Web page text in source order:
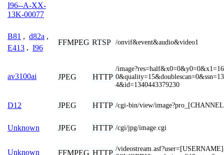
I96--A-XX-
13K-00077
B81 , d82a ,
E413 , I96
FFMPEG RTSP /onvif&event&audio&video1
av3100ai JPEG HTTP
/
4&id=1340443379230
D12 JPEG HTTP /cgi-bin/view/
Unknown JPEG HTTP /cgi/jpg/image.cgi
Unknown FFMPEG HTTP /